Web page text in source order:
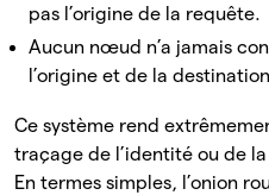
pas l’origine de la requête.
Aucun nœud n’a jamais
l’origine et de la
Ce système rend
traçage de l’identité ou de
En termes simples, l’onion